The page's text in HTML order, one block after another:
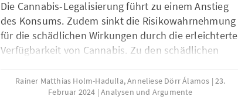
Die Cannabis-Legalisierung führt zu einem Anstieg
des Konsums. Zudem sinkt die Risikowahrnehmung
für die schädlichen Wirkungen durch die erleichterte
Verfügbarkeit von Cannabis. Zu den schädlichen
Gedächtnisstörungen, Apathie, Angst-, depressive
und schizophrene Störungen. Mit der Legalisierung
Rainer Matthias Holm-Hadulla, Anneliese Dörr Álamos 23.
Februar 2024 Analysen und Argumente